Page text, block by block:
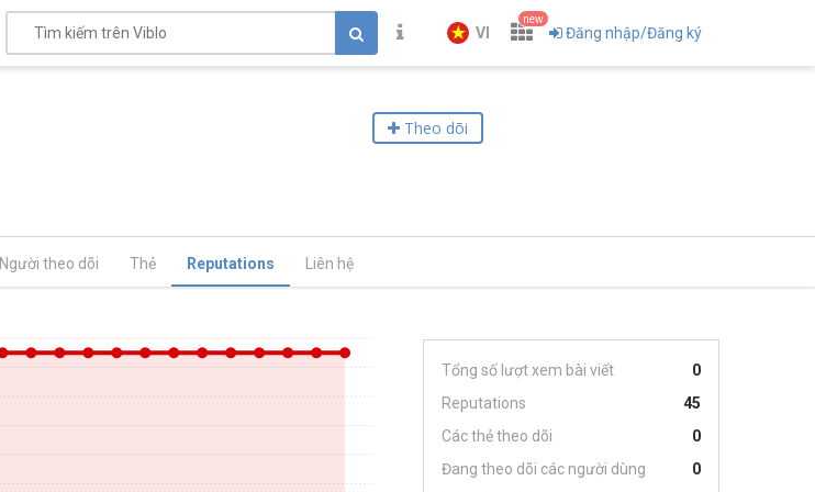
VI
new
Đăng nhập/Đăng ký
Theo dõi
Người theo dõi Thẻ Reputations Liên hệ
Tổng số lượt xem bài viết
0
Reputations
45
Các thẻ theo dõi
0
Đang theo dõi các người dùng
0